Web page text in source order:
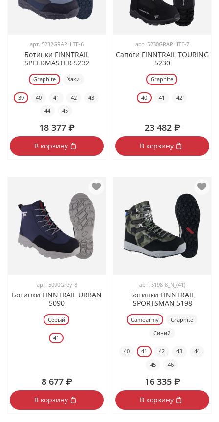
арт. 5232GRAPHITE-6
Ботинки FINNTRAIL
SPEEDMASTER 5232
Graphite Хаки
39 40 41 42
43
44
45
18 377 ₽
В корзину
арт. 5230GRAPHITE-7
Сапоги FINNTRAIL TOURING
5230
Graphite
40 41 42
23 482 ₽
В корзину
арт. 5090Grey-8
Ботинки FINNTRAIL URBAN
5090
Серый
41
8 677 ₽
В корзину
арт. 5198-8_N_(41)
Ботинки FINNTRAIL
SPORTSMAN 5198
Camoarmy
Graphite
Синий
40 41 42 43
44
45
46
16 335 ₽
В корзину